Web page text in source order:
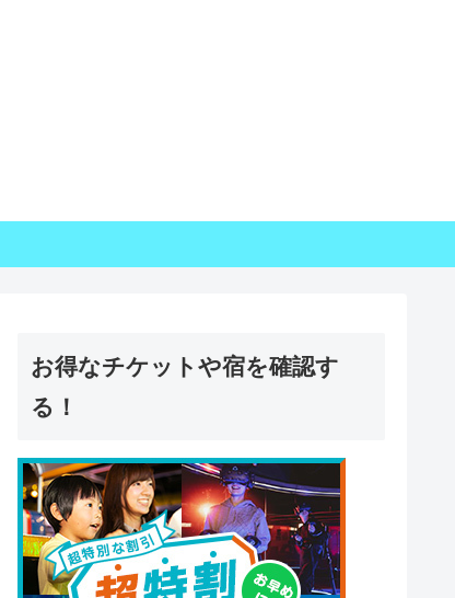
お得なチケットや宿を確認す
る！